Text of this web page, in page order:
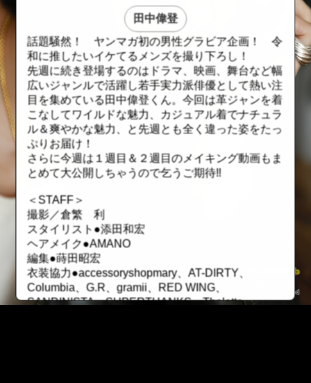
田中偉登
話題騒然！ ヤンマガ初の男性グラビア企画！ 令
和に推したいイケてるメンズを撮り下ろし！
先週に続き登場するのはドラマ、映画、舞台など幅
広いジャンルで活躍し若手実力派俳優として熱い注
目を集めている田中偉登くん。今回は革ジャンを着
こなしてワイルドな魅力、カジュアル着でナチュラ
ル＆爽やかな魅力、と先週とも全く違った姿をたっ
ぷりお届け！
さらに今週は１週目＆２週目のメイキング動画もま
とめて大公開しちゃうので乞うご期待‼
＜STAFF＞
撮影／倉繁 利
スタイリスト●添田和宏
ヘアメイク●AMANO
編集●蒔田昭宏
衣装協力●accessoryshopmary、AT-DIRTY、
Columbia、G.R、gramii、RED WING、
SANDINISTA、SUPERTHANKS、Thalatta、
::fzkqzrz.oi ::fzkqzrz.oi